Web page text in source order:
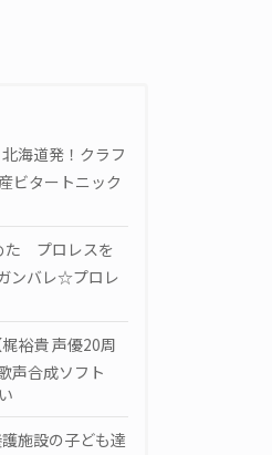
海道発！クラフ
ビタートニック
た プロレスを
ンバレ☆プロレ
裕貴 声優20周
声合成ソフト
施設の子ども達